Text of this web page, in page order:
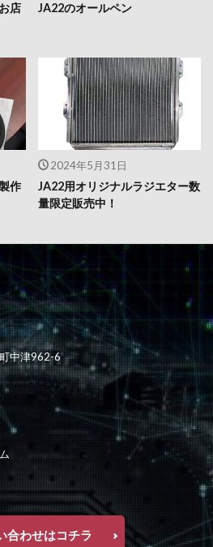
店
JA22のオールペン
作
2024年5月31日
JA22用オリジナルラジエター数
量限定販売中！
中津962-6
合わせはコチラ